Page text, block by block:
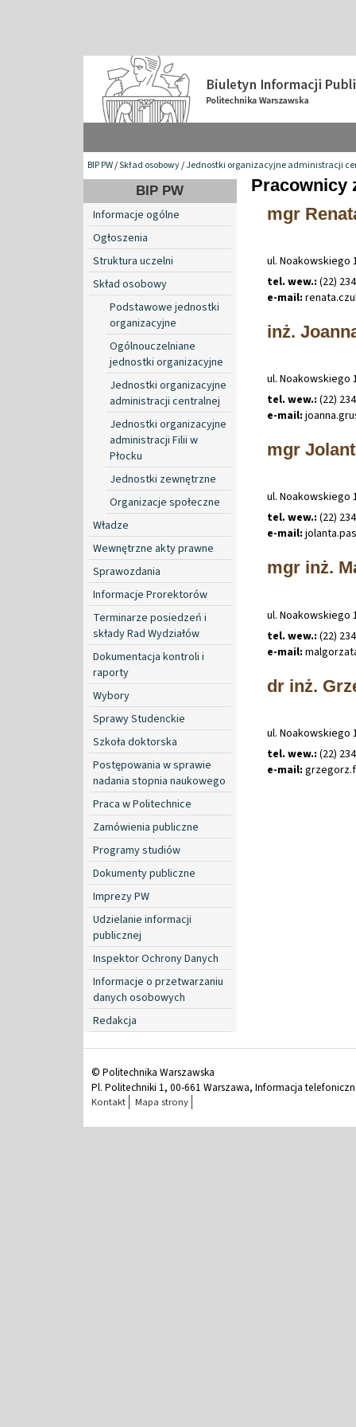
BIP PW/Skład osobowy/Jednostki organizacyjne administracji
BIP PW
Informacje ogólne
Ogłoszenia
Struktura uczelni
Skład osobowy
Podstawowe jednostki
organizacyjne
Ogólnouczelniane
jednostki organizacyjne
Jednostki organizacyjne
administracji centralnej
Jednostki organizacyjne
administracji Filii w
Płocku
Jednostki zewnętrzne
Organizacje społeczne
Władze
Wewnętrzne akty prawne
Sprawozdania
Informacje Prorektorów
Terminarze posiedzeń i
składy Rad Wydziałów
Dokumentacja kontroli i
raporty
Wybory
Sprawy Studenckie
Szkoła doktorska
Postępowania w sprawie
nadania stopnia naukowego
Praca w Politechnice
Zamówienia publiczne
Programy studiów
Dokumenty publiczne
Imprezy PW
Udzielanie informacji
publicznej
Inspektor Ochrony Danych
Informacje o przetwarzaniu
danych osobowych
Redakcja
Pracownicy
mgr
ul. Noakowskiego
tel. wew.: (22)
e-mail: renata.
inż.
ul. Noakowskiego
tel. wew.: (22)
e-mail: joanna.
mgr
ul. Noakowskiego
tel. wew.: (22)
e-mail: jolanta.
mgr inż.
ul. Noakowskiego
tel. wew.: (22)
e-mail:
dr inż.
ul. Noakowskiego
tel. wew.: (22)
e-mail: grzegorz.
© Politechnika Warszawska
Pl. Politechniki 1, 00-661 Warszawa, Informacja
Kontakt Mapa strony